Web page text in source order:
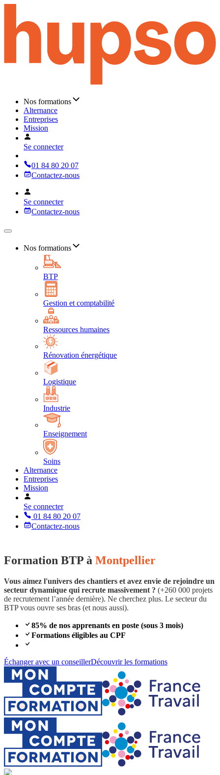
Nos formations
Alternance
Entreprises
Mission
Se connecter
01 84 80 20 07
Contactez-nous
Se connecter
Contactez-nous
Nos formations
BTP
Gestion et comptabilité
Ressources humaines
Rénovation énergétique
Logistique
Industrie
Enseignement
Soins
Alternance
Entreprises
Mission
Se connecter
01 84 80 20 07
Contactez-nous
Formation BTP à Montpellier
Vous aimez l'univers des chantiers et avez envie de rejoindre un
secteur dynamique qui recrute massivement ? (+260 000 projets
de recrutement l’année dernière). Ne cherchez plus. Le secteur du
BTP vous ouvre ses bras (et nous aussi).
85% de nos apprenants en poste (sous 3 mois)
Formations éligibles au CPF
Échanger avec un conseillerDécouvrir les formations